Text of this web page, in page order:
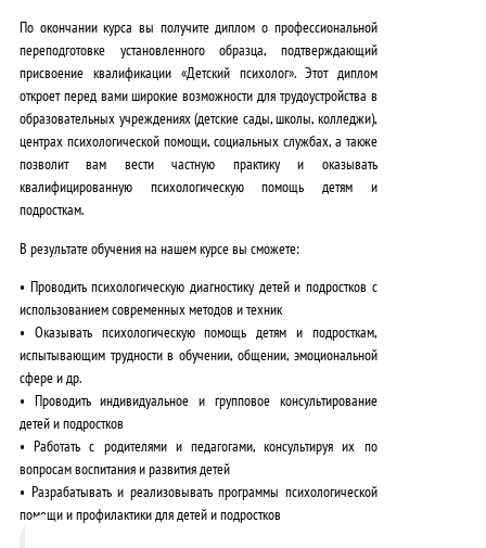
По окончании курса вы получитедиплом о профессиональной
переподготовке установленного образца, подтверждающий
присвоение квалификации «Детский психолог». Этот диплом
откроет перед вами широкие возможности для трудоустройства в
образовательных учреждениях (детские сады, школы, колледжи),
центрах психологической помощи, социальных службах, а также
позволит вам вести частную практику и оказывать
квалифицированную психологическую помощь детям и
подросткам.
В результате обучения на нашем курсе вы сможете:
• Проводить психологическую диагностику детей и подростков с
использованием современных методов и техник
• Оказывать психологическую помощь детям и подросткам,
испытывающим трудности в обучении, общении, эмоциональной
сфере и др.
• Проводить индивидуальное и групповое консультирование
детей и подростков
•Работать с родителями и педагогами, консультируя их по
вопросам воспитания и развития детей
• Разрабатывать и реализовывать программы психологической
помощи и профилактики для детей и подростков